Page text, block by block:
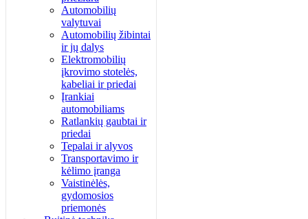
Automobilių
valytuvai
Automobilių žibintai
ir jų dalys
Elektromobilių
įkrovimo stotelės,
kabeliai ir priedai
Įrankiai
automobiliams
Ratlankių gaubtai ir
priedai
Tepalai ir alyvos
Transportavimo ir
kėlimo įranga
Vaistinėlės,
gydomosios
priemonės